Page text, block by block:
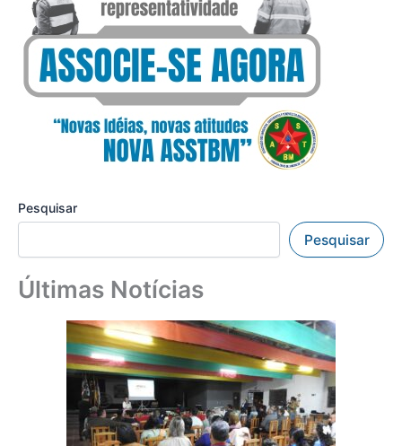
Pesquisar
Pesquisar
Últimas Notícias